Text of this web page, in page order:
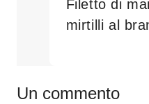
Filetto di
mirtilli al
Un commento